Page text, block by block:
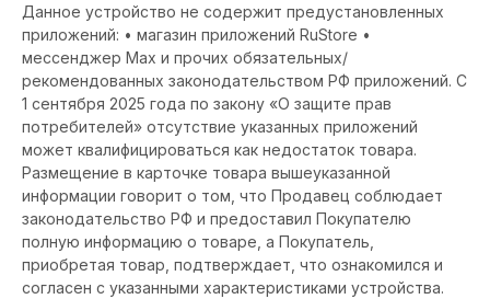
Данное устройство не содержит предустановленных
приложений: • магазин приложений RuStore •
мессенджер Max и прочих обязательных/
рекомендованных законодательством РФ приложений. С
1 сентября 2025 года по закону «О защите прав
потребителей» отсутствие указанных приложений
может квалифицироваться как недостаток товара.
Размещение в карточке товара вышеуказанной
информации говорит о том, что Продавец соблюдает
законодательство РФ и предоставил Покупателю
полную информацию о товаре, а Покупатель,
приобретая товар, подтверждает, что ознакомился и
согласен с указанными характеристиками устройства.